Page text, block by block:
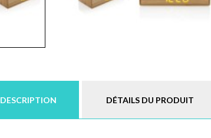
DESCRIPTION DÉTAILS DU PRODUIT